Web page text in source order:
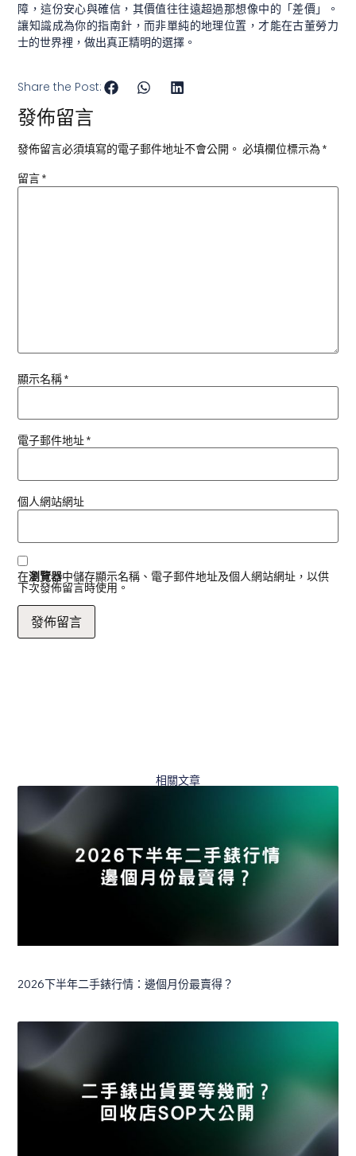
障，這份安心與確信，其價值往往遠超過那想像中的「差價」。
讓知識成為你的指南針，而非單純的地理位置，才能在古董勞力
士的世界裡，做出真正精明的選擇。
Share the Post:
發佈留言
發佈留言必須填寫的電子郵件地址不會公開。 必填欄位標示為*
留言*
顯示名稱*
電子郵件地址*
個人網站網址
在瀏覽器中儲存顯示名稱、電子郵件地址及個人網站網址，以供
下次發佈留言時使用。
相關文章
2026下半年二手錶行情：邊個月份最賣得？